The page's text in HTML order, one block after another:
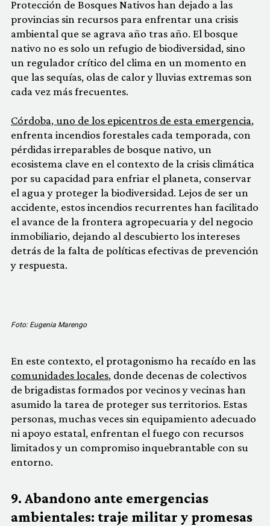
Protección de Bosques Nativos han dejado a las
provincias sin recursos para enfrentar una crisis
ambiental que se agrava año tras año. El bosque
nativo no es solo un refugio de biodiversidad, sino
un regulador crítico del clima en un momento en
que las sequías, olas de calor y lluvias extremas son
cada vez más frecuentes.
Córdoba, uno de los epicentros de esta emergencia,
enfrenta incendios forestales cada temporada, con
pérdidas irreparables de bosque nativo, un
ecosistema clave en el contexto de la crisis climática
por su capacidad para enfriar el planeta, conservar
el agua y proteger la biodiversidad. Lejos de ser un
accidente, estos incendios recurrentes han facilitado
el avance de la frontera agropecuaria y del negocio
inmobiliario, dejando al descubierto los intereses
detrás de la falta de políticas efectivas de prevención
y respuesta.
Foto: Eugenia Marengo
En este contexto, el protagonismo ha recaído en las
comunidades locales, donde decenas de colectivos
de brigadistas formados por vecinos y vecinas han
asumido la tarea de proteger sus territorios. Estas
personas, muchas veces sin equipamiento adecuado
ni apoyo estatal, enfrentan el fuego con recursos
limitados y un compromiso inquebrantable con su
entorno.
9. Abandono ante emergencias
ambientales: traje militar y promesas